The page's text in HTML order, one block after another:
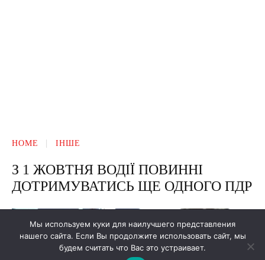
Мы используем куки для наилучшего представления
нашего сайта. Если Вы продолжите использовать сайт, мы
будем считать что Вас это устраивает.